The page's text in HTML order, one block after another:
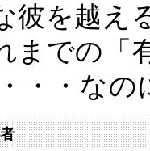
彼を越え
までの「
・・なの